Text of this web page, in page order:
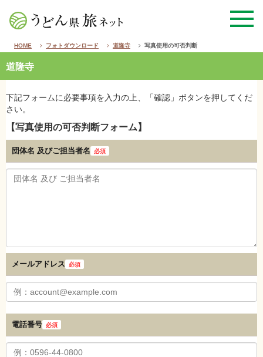
HOME フォトダウンロード 道隆寺 写真使用の可否判断
道隆寺
下記フォームに必要事項を入力の上、「確認」ボタンを押してくだ
さい。
【写真使用の可否判断フォーム】
団体名 及びご担当者名 必須
メールアドレス 必須
電話番号 必須